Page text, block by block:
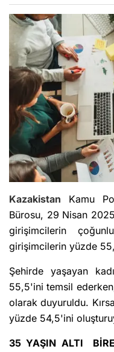
Kazakistan Kamu
Bürosu, 29 Nisan
girişimcilerin
girişimcilerin yüzde
Şehirde yaşayan
55,5'ini temsil
olarak duyuruldu.
yüzde 54,5'ini
35 YAŞIN ALTI